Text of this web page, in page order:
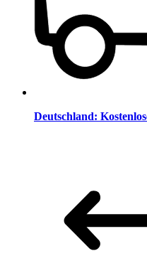
Deutschland: